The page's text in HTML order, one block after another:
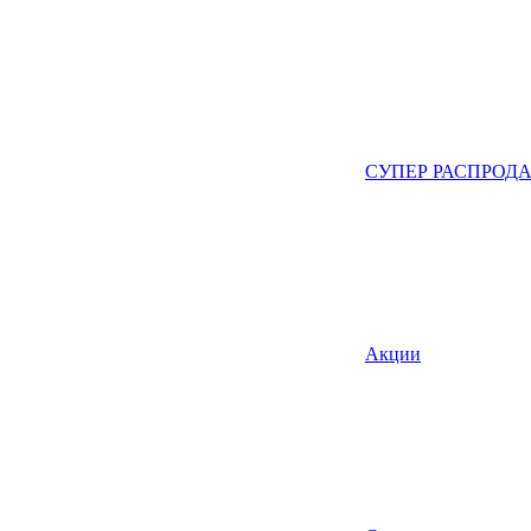
СУПЕР
Акции